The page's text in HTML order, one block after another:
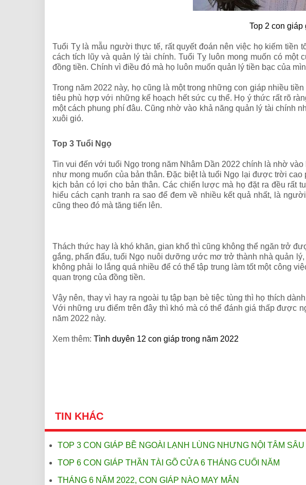
Top 2 con giáp
Tuổi Tỵ là mẫu người thực tế, rất quyết đoán nên việc họ kiếm
cách tích lũy và quản lý tài chính. Tuổi Tỵ luôn mong muốn có một
đồng tiền. Chính vì điều đó mà họ luôn muốn quản lý tiền bạc của
Trong năm 2022 này, họ cũng là một trong những con giáp nhiều
tiêu phù hợp với những kế hoạch hết sức cụ thể. Họ ý thức rất rõ
một cách phung phí đâu. Cũng nhờ vào khả năng quản lý tài chính
xuôi gió.
Top 3 Tuổi Ngọ
Tin vui đến với tuổi Ngọ trong năm Nhâm Dần 2022 chính là nhờ
như mong muốn của bản thân. Đặc biệt là tuổi Ngọ lại được trời
kịch bản có lợi cho bản thân. Các chiến lược mà họ đặt ra đều rất
hiểu cách cạnh tranh ra sao để đem về nhiều kết quả nhất, là
cũng theo đó mà tăng tiến lên.
Thách thức hay là khó khăn, gian khổ thì cũng không thể ngăn trở
gắng, phấn đấu, tuổi Ngọ nuôi dưỡng ước mơ trở thành nhà quản
không phải lo lắng quá nhiều để có thể tập trung làm tốt một công
quan trọng của đồng tiền.
Vậy nên, thay vì hay ra ngoài tụ tập bạn bè tiệc tùng thì họ thích
Với những ưu điểm trên đây thì khó mà có thể đánh giá thấp được
năm 2022 này.
Xem thêm: Tình duyên 12 con giáp trong năm 2022
TIN KHÁC
TOP 3 CON GIÁP BỀ NGOÀI LẠNH LÙNG NHƯNG NỘI TÂM SÂU
TOP 6 CON GIÁP THẦN TÀI GÕ CỬA 6 THÁNG CUỐI NĂM
THÁNG 6 NĂM 2022, CON GIÁP NÀO MAY MẮN